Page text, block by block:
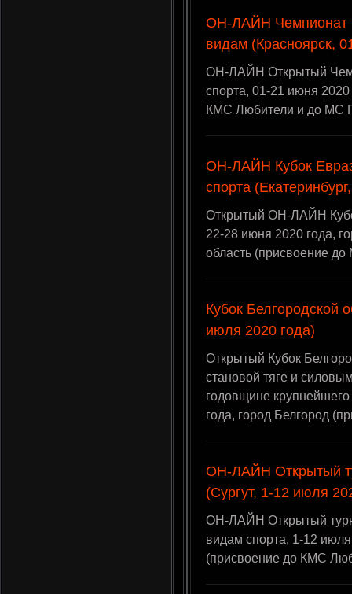
ОН-ЛАЙН Чемпионат
видам (Красноярск,
ОН-ЛАЙН Открытый
спорта, 01-21 июня
КМС Любители и до МС
ОН-ЛАЙН Кубок
спорта
Открытый ОН-ЛАЙН
22-28 июня 2020 года,
область (присвоение
Кубок Белгородской
июля 2020 года)
Открытый Кубок
становой тяге и
годовщине
года, город Белгород
ОН-ЛАЙН Открытый
(Сургут, 1-12 июля
ОН-ЛАЙН Открытый
видам спорта, 1-12
(присвоение до КМС